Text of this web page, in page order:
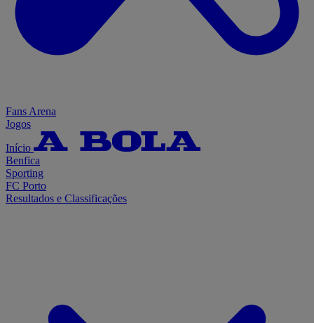
Fans Arena
Jogos
Início
Benfica
Sporting
FC Porto
Resultados e Classificações